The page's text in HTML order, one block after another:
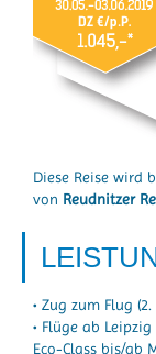
Diese Reise wird
von Reudnitzer
• Zug zum Flug (2.
• Flüge ab
Eco-Class bis/ab